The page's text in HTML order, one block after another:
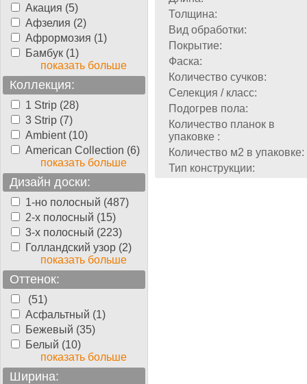
Акация (5)
Афзелия (2)
Афрормозия (1)
Бамбук (1)
показать больше
Коллекция:
1 Strip (28)
3 Strip (7)
Ambient (10)
American Collection (6)
показать больше
Дизайн доски:
1-но полосный (487)
2-х полосный (15)
3-х полосный (223)
Голландский узор (2)
показать больше
Оттенок:
(51)
Асфальтный (1)
Бежевый (35)
Белый (10)
показать больше
Ширина:
Толщина:
Вид обработки:
Покрытие:
Фаска:
Количество сучков:
Селекция / класс:
Подогрев пола:
Количество планок в
упаковке :
Количество м2 в упаковке:
Тип конструкции: